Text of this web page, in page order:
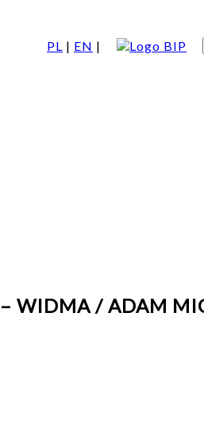
PL | EN |
– WIDMA / ADAM